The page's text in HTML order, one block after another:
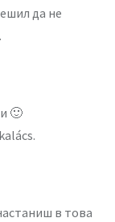
да не
🙂
в това